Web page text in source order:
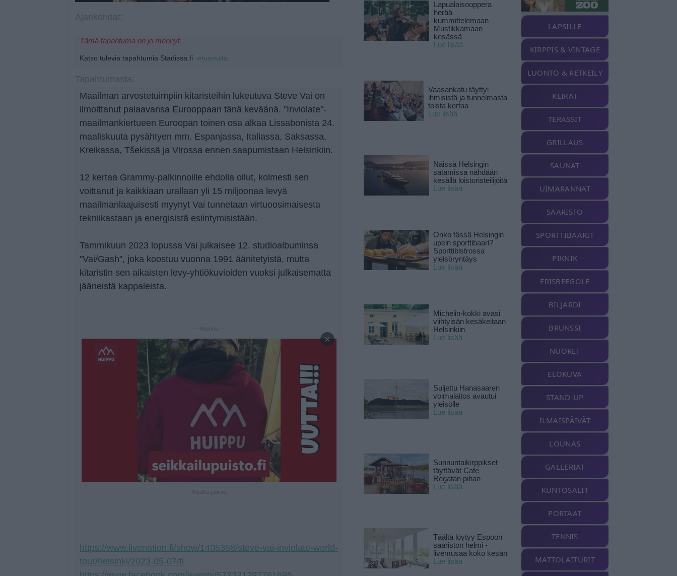
Tämä tapahtuma on jo mennyt
Katso tulevia tapahtumia Stadissa.fi -etusivulta.
Maailman arvostetuimpiin kitaristeihin lukeutuva Steve Vai on
ilmoittanut palaavansa Eurooppaan tänä keväänä. "Inviolate"-
maailmankiertueen Euroopan toinen osa alkaa Lissabonista 24.
maaliskuuta pysähtyen mm. Espanjassa, Italiassa, Saksassa,
Kreikassa, Tšekissä ja Virossa ennen saapumistaan Helsinkiin.
12 kertaa Grammy-palkinnoille ehdolla ollut, kolmesti sen
voittanut ja kaikkiaan urallaan yli 15 miljoonaa levyä
maailmanlaajuisesti myynyt Vai tunnetaan virtuoosimaisesta
tekniikastaan ja energisistä esiintymisistään.
Tammikuun 2023 lopussa Vai julkaisee 12. studioalbuminsa
"Vai/Gash", joka koostuu vuonna 1991 äänitetyistä, mutta
kitaristin sen aikaisten levy-yhtiökuvioiden vuoksi julkaisematta
jääneistä kappaleista.
×
https://www.livenation.fi/show/1405358/steve-vai-inviolate-world-
tour/helsinki/2023-05-07/fi
Lapualaisooppera
herää
kummittelemaan
Mustikkamaan
kesässä
Lue lisää
Vaasankatu täyttyi
ihmisistä ja tunnelmasta
toista kertaa
Lue lisää
Näissä Helsingin
satamissa nähdään
kesällä loistoristeilijöitä
Lue lisää
Onko tässä Helsingin
upein sporttibaari?
Sporttibistrossa
yleisöryntäys
Lue lisää
Michelin-kokki avasi
viihtyisän kesäkeitaan
Helsinkiin
Lue lisää
Suljettu Hanasaaren
voimalaitos avautui
yleisölle
Lue lisää
Sunnuntaikirppikset
täyttävät Cafe
Regatan pihan
Lue lisää
Täältä löytyy Espoon
saariston helmi -
livemusaa koko kesän
Lue lisää
LAPSILLE
KIRPPIS & VINTAGE
LUONTO & RETKEILY
KEIKAT
TERASSIT
GRILLAUS
SAUNAT
UIMARANNAT
SAARISTO
SPORTTIBAARIT
PIKNIK
FRISBEEGOLF
BILJARDI
BRUNSSI
NUORET
ELOKUVA
STAND-UP
ILMAISPÄIVÄT
LOUNAS
GALLERIAT
KUNTOSALIT
PORTAAT
TENNIS
MATTOLAITURIT